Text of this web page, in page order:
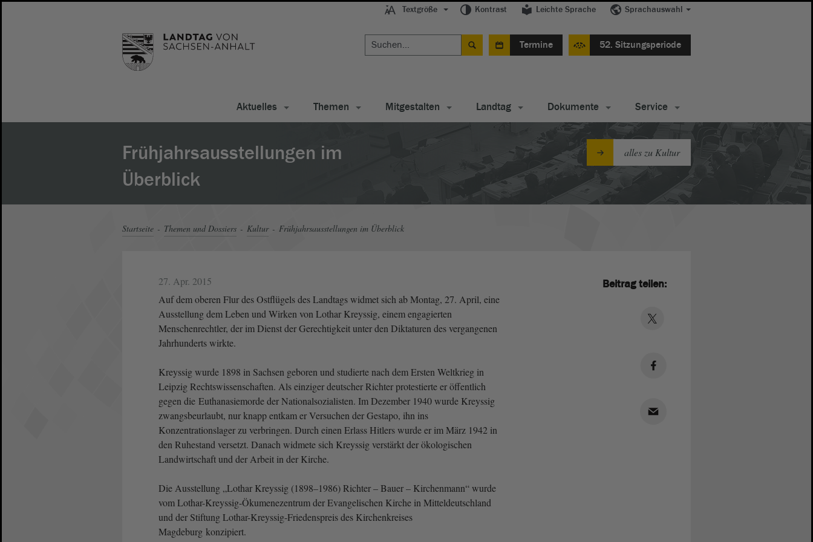
Textgröße Kontrast Leichte Sprache Sprachauswahl
Termine 52. Sitzungsperiode
Aktuelles Themen Mitgestalten Landtag Dokumente Service
Frühjahrsausstellungen im
Überblick
alles zu Kultur
Startseite Themen und Dossiers Kultur Frühjahrsausstellungen im Überblick
27. Apr. 2015
Auf dem oberen Flur des Ostflügels des Landtags widmet sich ab Montag, 27. April, eine
Ausstellung dem Leben und Wirken von Lothar Kreyssig, einem engagierten
Menschenrechtler, der im Dienst der Gerechtigkeit unter den Diktaturen des vergangenen
Jahrhunderts wirkte.
Kreyssig wurde 1898 in Sachsen geboren und studierte nach dem Ersten Weltkrieg in
Leipzig Rechtswissenschaften. Als einziger deutscher Richter protestierte er öffentlich
gegen die Euthanasiemorde der Nationalsozialisten. Im Dezember 1940 wurde Kreyssig
zwangsbeurlaubt, nur knapp entkam er Versuchen der Gestapo, ihn ins
Konzentrationslager zu verbringen. Durch einen Erlass Hitlers wurde er im März 1942 in
den Ruhestand versetzt. Danach widmete sich Kreyssig verstärkt der ökologischen
Landwirtschaft und der Arbeit in der Kirche.
Die Ausstellung „Lothar Kreyssig (1898–1986) Richter – Bauer – Kirchenmann“ wurde
vom Lothar-Kreyssig-Ökumenezentrum der Evangelischen Kirche in Mitteldeutschland
und der Stiftung Lothar-Kreyssig-Friedenspreis des Kirchenkreises
Magdeburg konzipiert.
Beitrag teilen: